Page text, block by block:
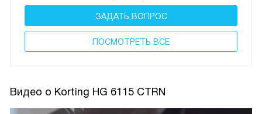
ЗАДАТЬ ВОПРОС
ПОCМОТРЕТЬ ВСЕ
Видео о Korting HG 6115 CTRN